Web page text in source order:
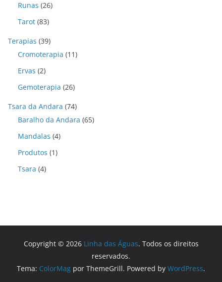
Runas (26)
Tarot (83)
Terapias (39)
Cromoterapia (11)
Ervas (2)
Gemoterapia (26)
Tsara da Andara (74)
Baralho da Andara (65)
Mandalas (4)
Produtos (1)
Tsara (4)
Copyright © 2026 Linha das Águas. Todos os direitos
reservados.
Tema: ColorMag por ThemeGrill. Powered by WordPress.